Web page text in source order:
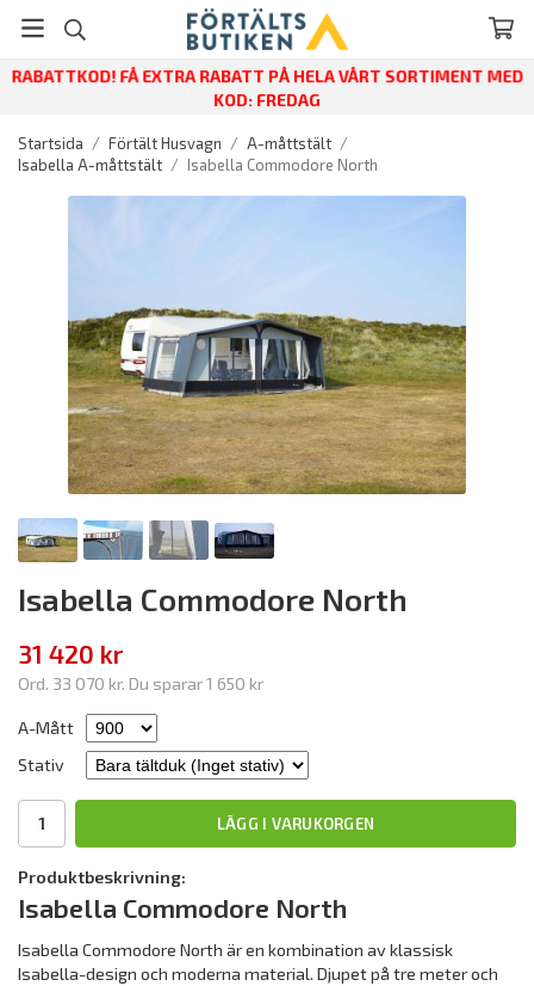
RABATTKOD! FÅ EXTRA RABATT PÅ HELA VÅRT SORTIMENT MED
KOD: FREDAG
Startsida / Förtält Husvagn / A-måttstält /
Isabella A-måttstält / Isabella Commodore North
Isabella Commodore North
31 420 kr
Ord. 33 070 kr. Du sparar1 650 kr
A-Mått
Stativ
LÄGG I VARUKORGEN
Produktbeskrivning:
Isabella Commodore North
Isabella Commodore North är en kombination av klassisk
Isabella-design och moderna material. Djupet på tre meter och